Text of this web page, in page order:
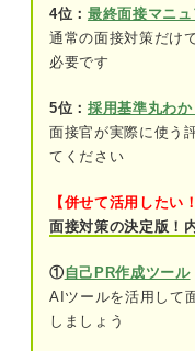
入職
キャリアコ
対に備えて
る逆質問例
OK
OK
4位： 最終面接マニ
通常の面接対策だけ
必要です
5位： 採用基準丸わか
面接官が実際に使う
てください
【併せて活用したい！
面接対策の決定版！
①自己PR作成ツール
AIツールを活用して
しましょう
逆質問がカギ！ 病
を対策しよう